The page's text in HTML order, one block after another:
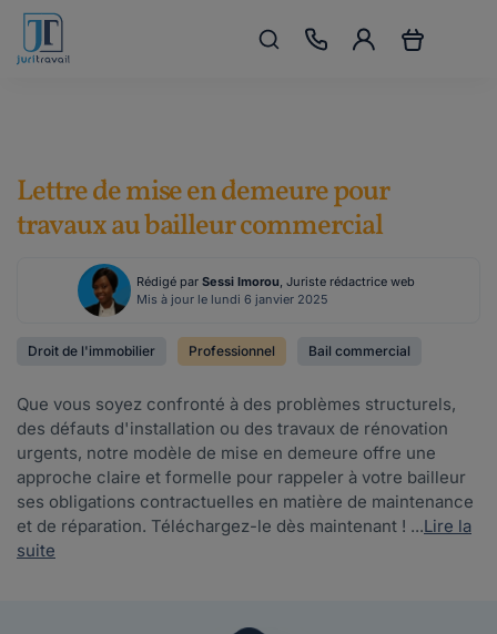
Lettre de mise en demeure pour
travaux au bailleur commercial
Rédigé par Sessi Imorou, Juriste rédactrice web
Mis à jour le lundi 6 janvier 2025
Droit de l'immobilier Professionnel Bail commercial
Que vous soyez confronté à des problèmes structurels,
des défauts d'installation ou des travaux de rénovation
urgents, notre modèle de mise en demeure offre une
approche claire et formelle pour rappeler à votre bailleur
ses obligations contractuelles en matière de maintenance
et de réparation. Téléchargez-le dès maintenant ! ...Lire la
suite